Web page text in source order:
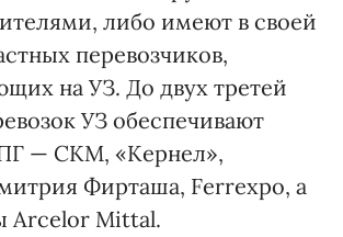
либо имеют в своей
перевозчиков,
на УЗ. До двух третей
УЗ обеспечивают
— СКМ, «Кернел»,
Фирташа, Ferrexpo, а
Arcelor Mittal.